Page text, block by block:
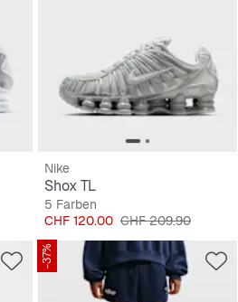
Nike
Shox TL
5 Farben
Preis
CHF 120.00 Originalpreis
CHF 209.90
-37%